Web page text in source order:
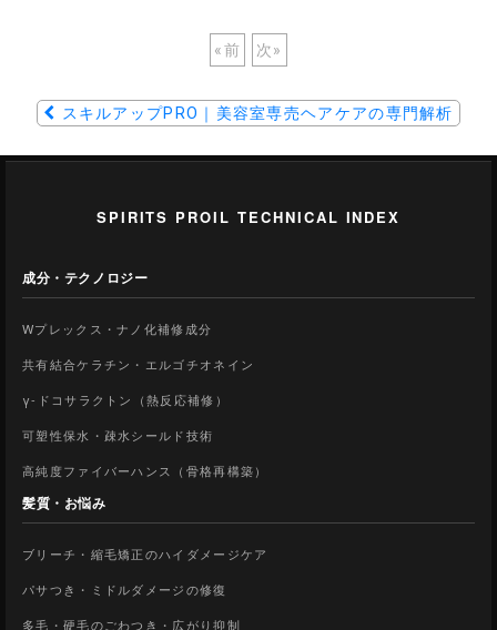
«前 次»
スキルアップPRO｜美容室専売ヘアケアの専門解析
SPIRITS PROIL TECHNICAL INDEX
成分・テクノロジー
Wプレックス・ナノ化補修成分
共有結合ケラチン・エルゴチオネイン
γ-ドコサラクトン（熱反応補修）
可塑性保水・疎水シールド技術
高純度ファイバーハンス（骨格再構築）
髪質・お悩み
ブリーチ・縮毛矯正のハイダメージケア
パサつき・ミドルダメージの修復
多毛・硬毛のごわつき・広がり抑制